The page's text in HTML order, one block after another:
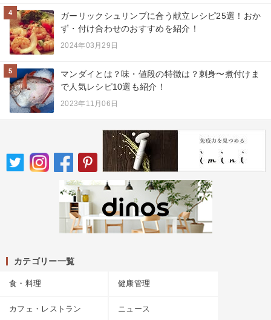
4
ガーリックシュリンプに合う献立レシピ25選！おか
ず・付け合わせのおすすめを紹介！
2024年03月29日
5
マンダイとは？味・値段の特徴は？刺身〜煮付けま
で人気レシピ10選も紹介！
2023年11月06日
カテゴリー一覧
食・料理 健康管理
カフェ・レストラン ニュース